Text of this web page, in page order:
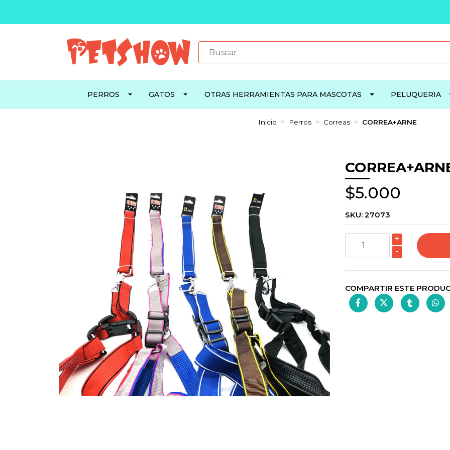
PERROS GATOS OTRAS HERRAMIENTAS PARA MASCOTAS PELUQUERIA
Inicio Perros Correas CORREA+ARNE
$5.000
SKU: 27073
+
-
COMPARTIR ESTE